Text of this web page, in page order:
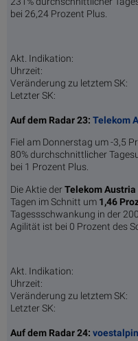
bei 26,24 Prozent Plus.
Akt. Indikation:
Uhrzeit:
Veränderung zu letztem SK:
Letzter SK:
Auf dem Radar 23: Telekom
Fiel am Donnerstag um -3,5
80% durchschnittlicher
bei 1 Prozent Plus.
Die Aktie derTelekom Austria
Tagen im Schnitt um 1,46
Tagessschwankung in der
Agilität ist bei 0 Prozent des
Akt. Indikation:
Uhrzeit:
Veränderung zu letztem SK:
Letzter SK:
Auf dem Radar 24: